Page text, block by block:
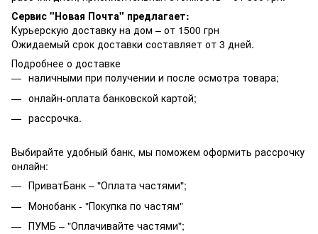
Сервис "Новая Почта" предлагает:
Курьерскую доставку на дом – от 1500 грн
Ожидаемый срок доставки составляет от 3 дней.
Подробнее о доставке
наличными при получении и после осмотра товара;
онлайн-оплата банковской картой;
рассрочка.
Выбирайте удобный банк, мы поможем оформить рассрочку
онлайн:
ПриватБанк – "Оплата частями";
Монобанк - "Покупка по частям"
ПУМБ – "Оплачивайте частями";